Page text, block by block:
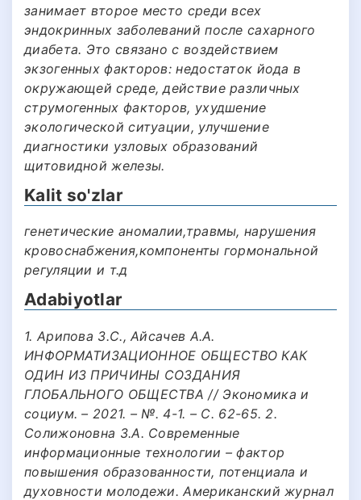
занимает второе место среди всех
эндокринных заболеваний после сахарного
диабета. Это связано с воздействием
экзогенных факторов: недостаток йода в
окружающей среде, действие различных
струмогенных факторов, ухудшение
экологической ситуации, улучшение
диагностики узловых образований
щитовидной железы.
Kalit so'zlar
генетические аномалии,травмы, нарушения
кровоснабжения,компоненты гормональной
регуляции и т.д
Adabiyotlar
1. Арипова З.С., Айсачев А.А.
ИНФОРМАТИЗАЦИОННОЕ ОБЩЕСТВО КАК
ОДИН ИЗ ПРИЧИНЫ СОЗДАНИЯ
ГЛОБАЛЬНОГО ОБЩЕСТВА // Экономика и
социум. – 2021. – №. 4-1. – С. 62-65. 2.
Солижоновна З.А. Современные
информационные технологии – фактор
повышения образованности, потенциала и
духовности молодежи. Американский журнал